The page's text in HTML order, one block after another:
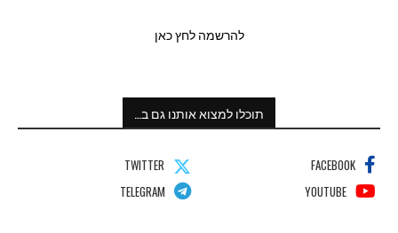
תוכלו למצוא אותנו גם ב…
FACEBOOK
TWITTER
YOUTUBE
TELEGRAM